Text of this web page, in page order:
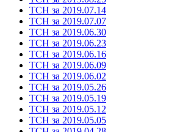
ТСН за 2019.07.14
ТСН за 2019.07.07
ТСН за 2019.06.30
ТСН за 2019.06.23
ТСН за 2019.06.16
ТСН за 2019.06.09
ТСН за 2019.06.02
ТСН за 2019.05.26
ТСН за 2019.05.19
ТСН за 2019.05.12
ТСН за 2019.05.05